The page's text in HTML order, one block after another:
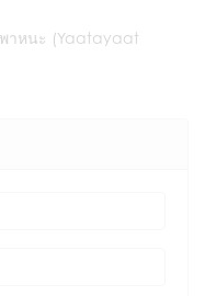
าหนะ (Yaatayaat